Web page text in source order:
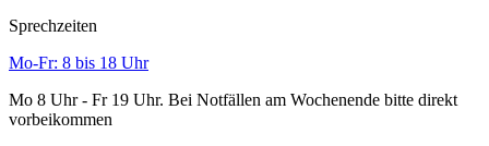
Sprechzeiten
Mo-Fr: 8 bis 18 Uhr
Mo 8 Uhr - Fr 19 Uhr. Bei Notfällen am Wochenende bitte direkt
vorbeikommen